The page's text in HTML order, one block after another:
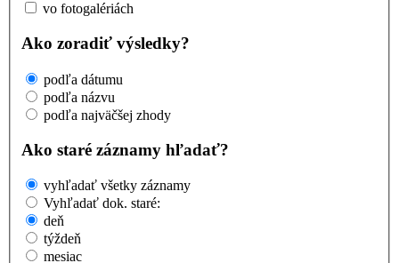
vo fotogalériách
Ako zoradiť výsledky?
podľa dátumu
podľa názvu
podľa najväčšej zhody
Ako staré záznamy hľadať?
vyhľadať všetky záznamy
Vyhľadať dok. staré:
deň
týždeň
mesiac